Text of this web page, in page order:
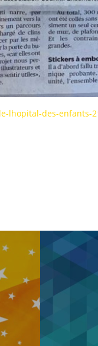
lhopital-des-enfants-